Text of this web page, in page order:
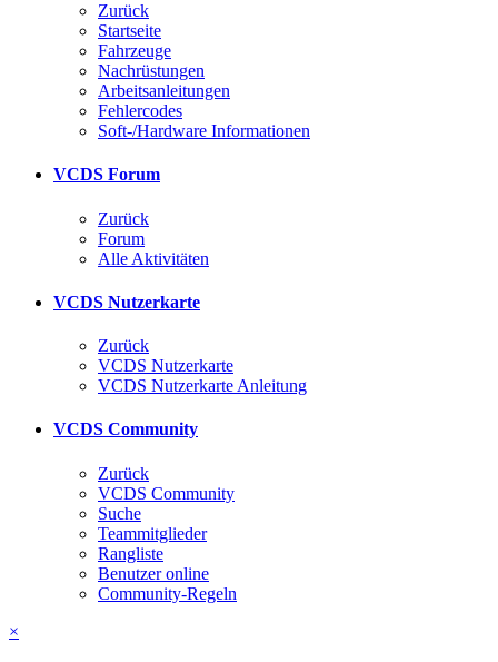
Zurück
Startseite
Fahrzeuge
Nachrüstungen
Arbeitsanleitungen
Fehlercodes
Soft-/Hardware Informationen
VCDS Forum
Zurück
Forum
Alle Aktivitäten
VCDS Nutzerkarte
Zurück
VCDS Nutzerkarte
VCDS Nutzerkarte Anleitung
VCDS Community
Zurück
VCDS Community
Suche
Teammitglieder
Rangliste
Benutzer online
Community-Regeln
×